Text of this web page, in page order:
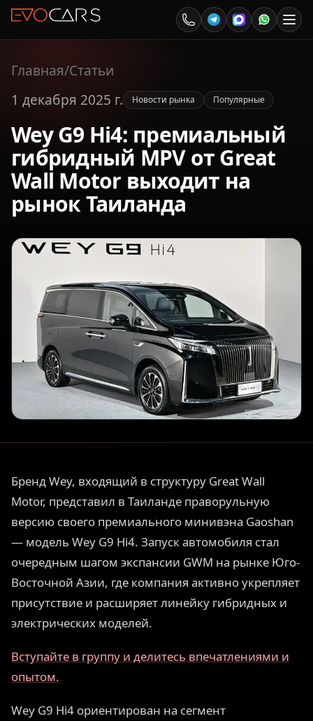
Главная/Статьи
1 декабря 2025 г.
Новости рынка Популярные
Wey G9 Hi4: премиальный
гибридный MPV от Great
Wall Motor выходит на
рынок Таиланда
Бренд Wey, входящий в структуру Great Wall
Motor, представил в Таиланде праворульную
версию своего премиального минивэна Gaoshan
— модель Wey G9 Hi4. Запуск автомобиля стал
очередным шагом экспансии GWM на рынке Юго-
Восточной Азии, где компания активно укрепляет
присутствие и расширяет линейку гибридных и
электрических моделей.
Вступайте в группу и делитесь впечатлениями и
опытом.
Wey G9 Hi4 ориентирован на сегмент